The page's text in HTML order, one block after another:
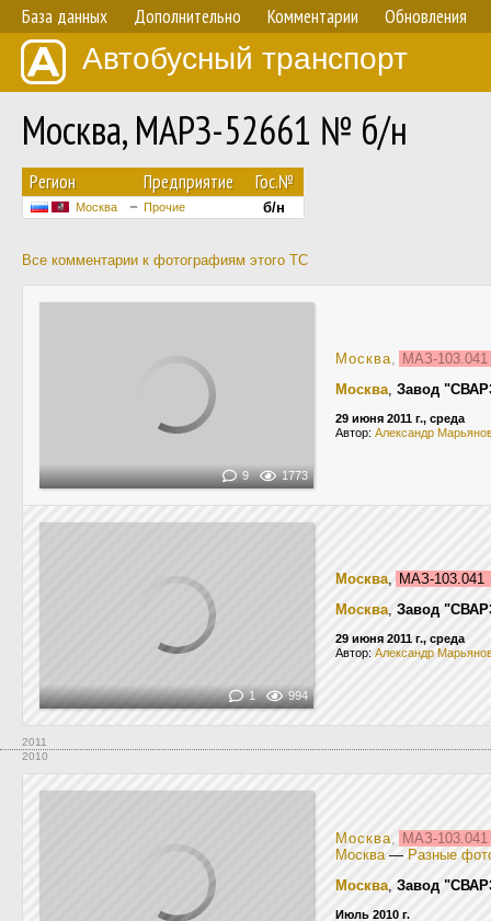
База данных Дополнительно Комментарии Обновления
Автобусный транспорт
Москва, МАРЗ-52661 № б/н
Регион Предприятие Гос.№
Москва Прочие б/н
Все комментарии к фотографиям этого ТС
9 1773
Москва, МАЗ-
Москва, Завод
29 июня 2011 г., среда
Автор: Александр
1 994
Москва, МАЗ-103.041
Москва, Завод
29 июня 2011 г., среда
Автор: Александр
2011
2010
Москва, МАЗ-
Москва— Разные
Москва, Завод
Июль 2010 г.